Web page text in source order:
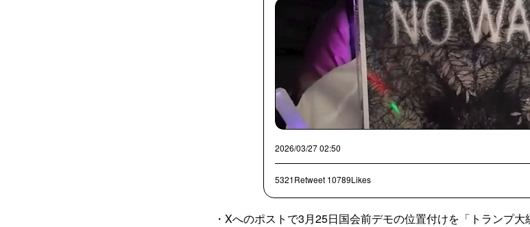
2026/03/27 02:50
5321Retweet 10789Likes
・Xへのポストで3月25日国会前デモの位置付けを「トランプ大